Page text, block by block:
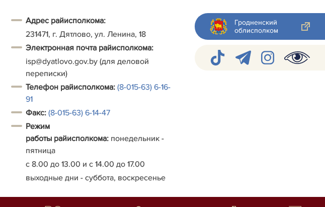
Адрес райисполкома:
231471, г. Дятлово, ул. Ленина, 18
Электронная почта райисполкома:
isp@dyatlovo.gov.by (для деловой
переписки)
Телефон райисполкома: (8-015-63) 6-16-
91
Факс: (8-015-63) 6-14-47
Режим
работы райисполкома: понедельник -
пятница
с 8.00 до 13.00 и с 14.00 до 17.00
выходные дни - суббота, воскресенье
Гродненский
облисполком